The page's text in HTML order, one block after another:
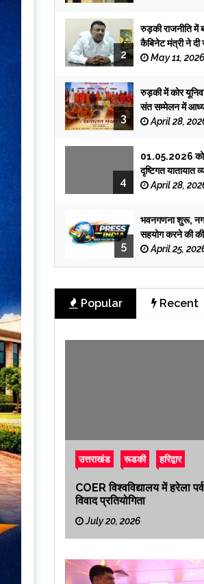
2
रुड़की राजनीति में
कैबिनेट मंत्री ने दी
May 11, 2026
3
रुड़की में कोर
संत सम्मेलन में
पर जोर
April 28,
4
01.05.2026 को
दृष्टिगत यातायात
April 28,
5
भवनगणना शुरू,
सहयोग करने की
प्रगणक
April 25,
Popular Recent
उत्तराखंड रूडकी हरिद्वार
COER विश्वविद्यालय में हरेला
विवाद प्रतियोगिता
July 20, 2026